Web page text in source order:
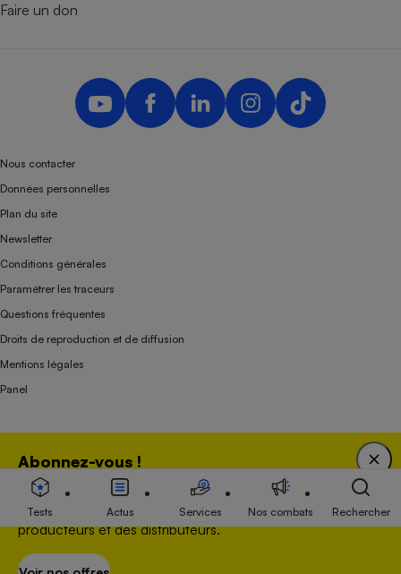
Abonnez-vous !
Bénéficiez d'une expertise unique tout en soutenant
une association 100 % indépendante de l'Etat, des
producteurs et des distributeurs.
Faire un don
Nous contacter
Données personnelles
Plan du site
Newsletter
Conditions générales
Paramétrer les traceurs
Questions fréquentes
Droits de reproduction et de diffusion
Mentions légales
Panel
Association indépendante de l’État, des syndicats, des producteurs et des
distributeurs depuis 1951.
Tests Actus Services Nos combats Rechercher